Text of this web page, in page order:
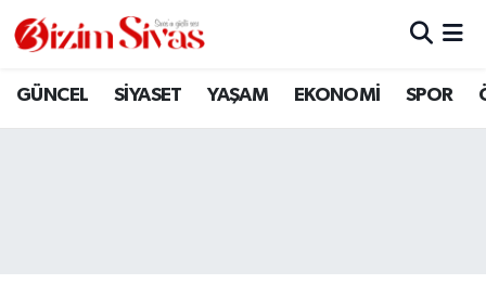
GÜNCEL SİYASET YAŞAM EKONOMİ SPOR
ARAMIZDAN AYRILANLAR
Sivas Nöbetçi Eczaneler